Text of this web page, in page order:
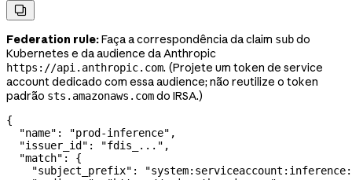

Federation rule:Faça a correspondência da claim subdo
Kubernetes e da audience da Anthropic
https://api.anthropic.com. (Projete um token de service
account dedicado com essa audience; não reutilize o token
padrão sts.amazonaws.comdo IRSA.)
{
  "name"
: "prod-inference" ,
  "issuer_id"
: "fdis_..." ,
  "match"
: {
    "subject_prefix"
: